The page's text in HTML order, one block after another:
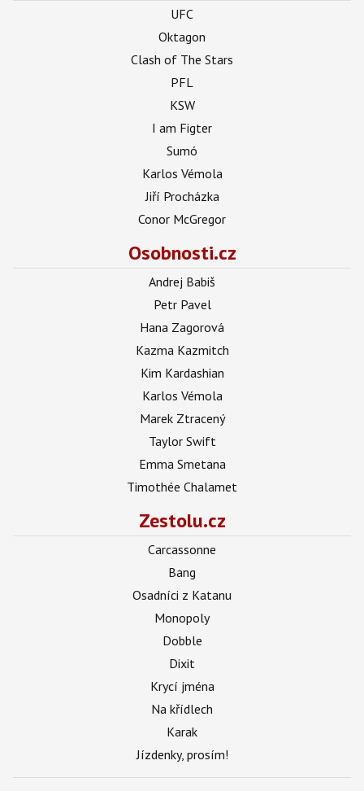
UFC
Oktagon
Clash of The Stars
PFL
KSW
I am Figter
Sumó
Karlos Vémola
Jiří Procházka
Conor McGregor
Osobnosti.cz
Andrej Babiš
Petr Pavel
Hana Zagorová
Kazma Kazmitch
Kim Kardashian
Karlos Vémola
Marek Ztracený
Taylor Swift
Emma Smetana
Timothée Chalamet
Zestolu.cz
Carcassonne
Bang
Osadníci z Katanu
Monopoly
Dobble
Dixit
Krycí jména
Na křídlech
Karak
Jízdenky, prosím!